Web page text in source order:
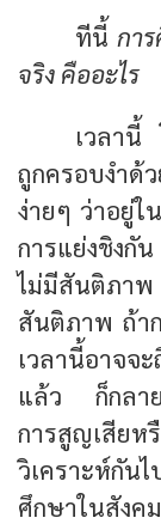
ทีนี้ กา
จริง คืออะไร
เวลานี้
ถูกครอบงำด้
ง่ายๆ ว่าอยู่ใน
การแย่งชิงกั
ไม่มีสันติภา
สันติภาพ ถ้า
เวลานี้อาจจ
แล้ว ก็กลาย
การสูญเสี
วิเคราะห์กัน
ศึกษาในสังค